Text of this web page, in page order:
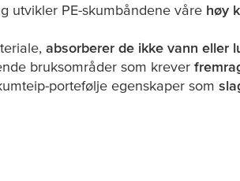
utvikler PE-skumbåndene våre høy
absorberer de ikke vann eller
bruksområder som krever
portefølje egenskaper som